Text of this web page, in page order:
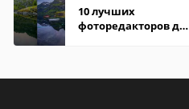
10 лучших
фоторедакторов для